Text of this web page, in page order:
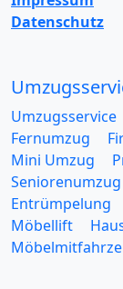
Datenschutz
Umzugsservice
Fernumzug
Mini Umzug
Seniorenumzug
Entrümpelung
Möbellift